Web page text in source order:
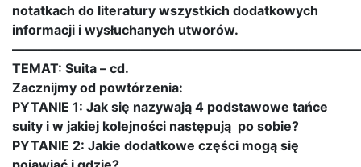
notatkach do literatury wszystkich dodatkowych
informacji i wysłuchanych utworów.
TEMAT: Suita – cd.
Zacznijmy od powtórzenia:
PYTANIE 1: Jak się nazywają 4 podstawowe tańce
suity i w jakiej kolejności następują po sobie?
PYTANIE 2: Jakie dodatkowe części mogą się